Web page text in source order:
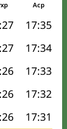
Аср
17:35
17:34
17:33
17:32
17:31